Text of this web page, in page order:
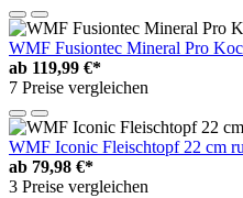
WMF Fusiontec Mineral Pro
ab 119,99 €*
7 Preise vergleichen
WMF Iconic Fleischtopf 22 cm
ab 79,98 €*
3 Preise vergleichen